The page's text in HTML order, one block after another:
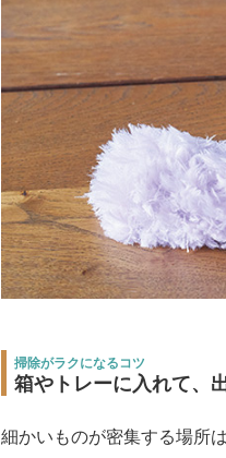
掃除がラクになるコツ
箱やトレーに入れて、
細かいものが密集する場所